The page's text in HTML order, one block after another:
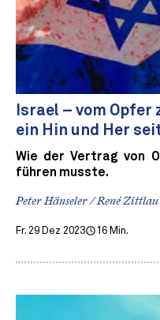
Israel – vom Opfer
ein Hin und Her
Wie der Vertrag von
führen musste.
Peter Hänseler / René Zittlau
Fr. 29 Dez 2023 16 Min.